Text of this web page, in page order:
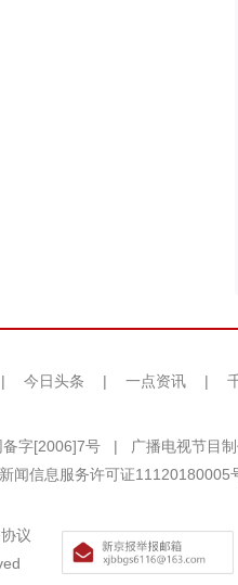
| 今日头条 | 一点资讯 |
备字[2006]7号 |
广播电视节目
闻信息服务许可证11120180005
议